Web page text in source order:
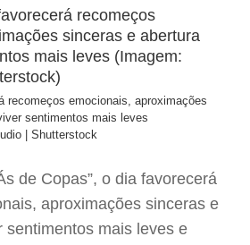
recomeços emocionais, aproximações
sentimentos mais leves
| Shutterstock
de Copas”, o dia favorecerá
aproximações sinceras e
sentimentos mais leves e